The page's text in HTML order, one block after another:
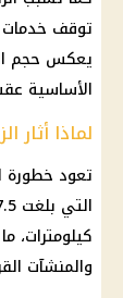
توقف خدمات
يعكس حجم
الأساسية
لماذا أثار
تعود خطورة
كيلومترات،
والمنشآت